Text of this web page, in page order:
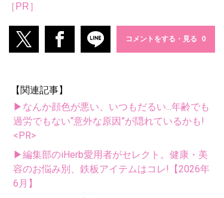
［PR］
コメントをする・見る
【関連記事】
▶なんか顔色が悪い、いつもだるい...年齢でも
過労でもない“意外な原因”が隠れているかも!
<PR>
▶編集部のiHerb愛用者がセレクト。健康・美
容のお悩み別、鉄板アイテムはコレ!【2026年
6月】